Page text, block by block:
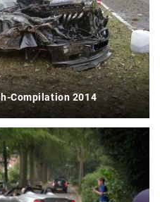
Compilation 2014